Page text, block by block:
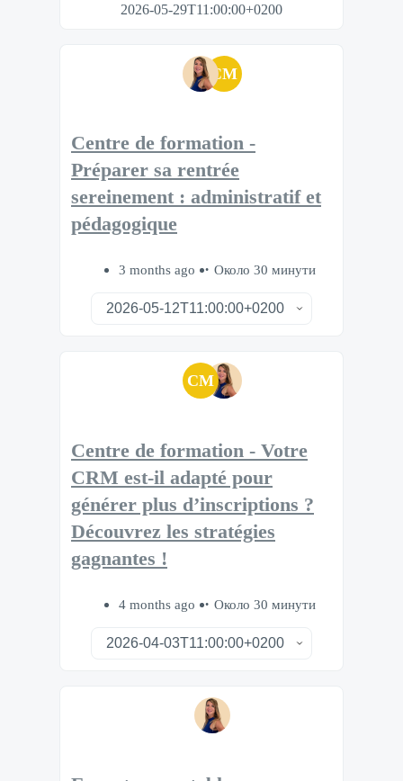
2026-05-29T11:00:00+0200
CM
Centre de formation -
Préparer sa rentrée
sereinement : administratif et
pédagogique
3 months ago Около 30 минути
CM
Centre de formation - Votre
CRM est-il adapté pour
générer plus d’inscriptions ?
Découvrez les stratégies
gagnantes !
4 months ago Около 30 минути